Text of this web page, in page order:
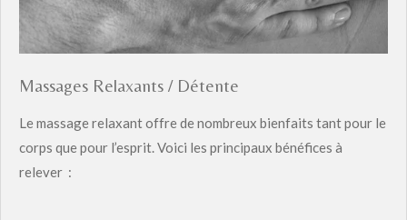
Massages Relaxants / Détente
Le massage relaxant offre de nombreux bienfaits tant pour le
corps que pour l’esprit. Voici les principaux bénéfices à
relever :